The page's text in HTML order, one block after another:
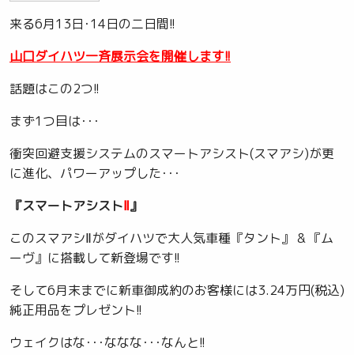
来る6月13日･14日の二日間!!
山口ダイハツ一斉展示会を開催します!!
話題はこの2つ!!
まず1つ目は･･･
衝突回避支援システムのスマートアシスト(スマアシ)が更
に進化、パワーアップした･･･
『スマートアシストⅡ』
このスマアシⅡがダイハツで大人気車種『タント』 & 『ム
ーヴ』に搭載して新登場です!!
そして6月末までに新車御成約のお客様には3.24万円(税込)
純正用品をプレゼント!!
ウェイクはな･･･ななな･･･なんと!!